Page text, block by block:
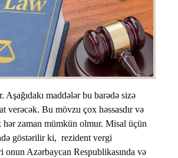
Aşağıdakı maddələr bu barədə sizə
verəcək. Bu mövzu çox həssasdır və
hər zaman mümkün olmur. Misal üçün
göstərilir ki, rezident vergi
onun Azərbaycan Respublikasında və